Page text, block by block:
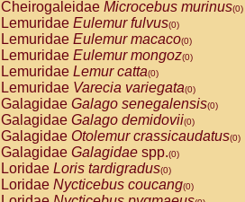
CebidaeSaimiri boliviensis(0)
CebidaeSaimiri sciureus(0)
AtelidaeAlouatta caraya(0)
AtelidaeAlouatta fusca(0)
AtelidaeAlouatta seniculus
AtelidaeAlouattaspp.(0)
AtelidaeAteles belzebuth(0)
AtelidaeAteles geoffroyi(0)
AtelidaeAteles paniscus(0)
AtelidaeAtelesspp.(0)
Atelidae Lagothrix lagothricha
AtelidaeLagothrix lagothricha cana
PitheciidaeCacajao calvus
Cheirogaleidae Microcebus murinus(0)
Lemuridae Eulemur fulvus(0)
Lemuridae Eulemur macaco(0)
Lemuridae Eulemur mongoz(0)
Lemuridae Lemur catta(0)
Lemuridae Varecia variegata(0)
Galagidae Galago senegalensis(0)
Galagidae Galago demidovii(0)
Galagidae Otolemur crassicaudatus(0)
Galagidae Galagidae spp.(0)
Loridae Loris tardigradus(0)
Loridae Nycticebus coucang(0)